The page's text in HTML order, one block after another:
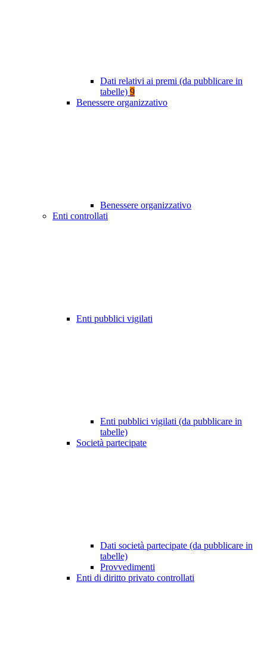
Dati relativi ai premi (da pubblicare in
tabelle) 9
Benessere organizzativo
Benessere organizzativo
Enti controllati
Enti pubblici vigilati
Enti pubblici vigilati (da pubblicare in
tabelle)
Società partecipate
Dati società partecipate (da pubblicare in
tabelle)
Provvedimenti
Enti di diritto privato controllati